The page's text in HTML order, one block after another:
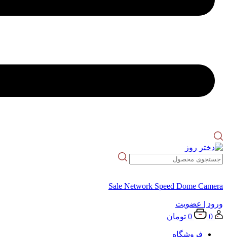
Sale Network Speed Dome Camera
ورود | عضویت
0
0 تومان
فروشگاه